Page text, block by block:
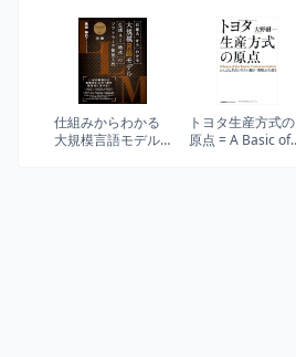
仕組みからわかる
大規模言語モデル
トヨタ生産方式の
原点 = A Basic of